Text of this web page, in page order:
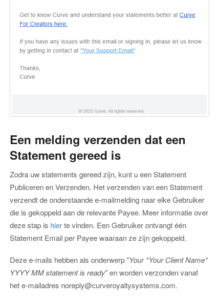
Een melding verzenden dat een
Statement gereed is
Zodra uw statements gereed zijn, kunt u een Statement
Publiceren en Verzenden. Het verzenden van een Statement
verzendt de onderstaande e-mailmelding naar elke Gebruiker
die is gekoppeld aan de relevante Payee. Meer informatie over
deze stap is hierte vinden. Een Gebruiker ontvangt één
Statement Email per Payee waaraan ze zijn gekoppeld.
Deze e-mails hebben als onderwerp "Your *Your Client Name*
YYYY MM statement is ready" en worden verzonden vanaf
het e-mailadres noreply@curveroyaltysystems.com.